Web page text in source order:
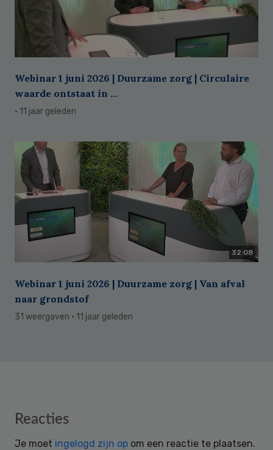
Webinar 1 juni 2026 | Duurzame zorg | Circulaire
waarde ontstaat in ...
· 11 jaar geleden
32:08
Webinar 1 juni 2026 | Duurzame zorg | Van afval
naar grondstof
31 weergaven · 11 jaar geleden
Reader
Reacties
Je moet ingelogd zijn op om een reactie te plaatsen.